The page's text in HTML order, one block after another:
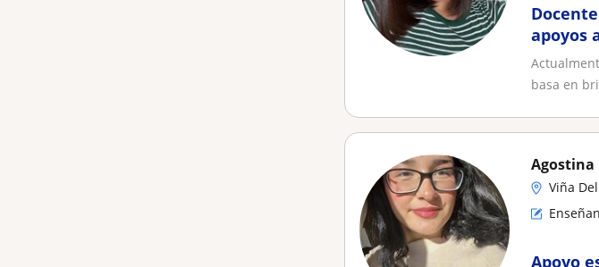
apoyos
basa en
Agostina
Viña
Apoyo